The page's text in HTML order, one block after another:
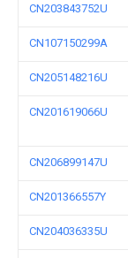
CN203843752U
CN107150299A
CN205148216U
CN201619066U
CN206899147U
CN201366557Y
CN204036335U